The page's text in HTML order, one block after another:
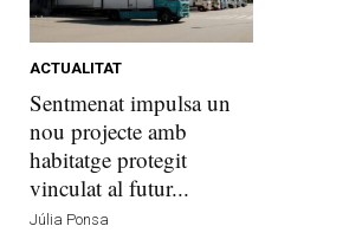
ACTUALITAT
Sentmenat impulsa un
nou projecte amb
habitatge protegit
vinculat al futur...
Júlia Ponsa